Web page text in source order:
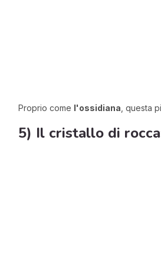
Proprio come l'ossidiana , questa
5) Il cristallo di